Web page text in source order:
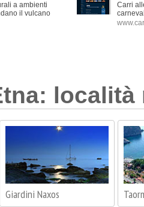
a ambienti
il vulcano
Carri
Giardini Naxos